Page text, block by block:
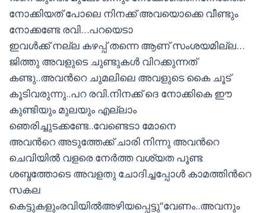
നോക്കിയത് പോലെ നിനക്ക് അവയൊക്കെ വീണ്ടും
നോക്കണ്ടേ രവി…പറയെടാ
ഇവള്‍ക്ക് നല്ല കഴപ്പ് തന്നെ ആണ് സംശയമില്ല…
ജിത്തു അവളുടെ ചുണ്ടുകള്‍ വിറക്കുന്നത്
കണ്ടു..അവന്‍റെ ചുമലിലെ അവളുടെ കൈ ചൂട്
കൂടിവരുന്നു..പറ രവി.നിനക്ക് ദെ നോക്കികെ ഈ
കുണ്ടിയും മുലയും എല്ലാം
ഞെരിച്ചുടക്കണ്ടേ..വേണ്ടെടാ മോനെ
അവന്‍റെ അടുത്തേക്ക് ചാരി നിന്നു അവന്‍റെ
ചെവിയില്‍ വളരെ നേര്‍ത്ത വശ്യത പൂണ്ട
ശബ്ദത്തോടെ അവളതു ചോദിച്ചപ്പോള്‍ കാമത്തിന്‍റെ
സകല
കെട്ടുകളുംരവിയില്‍അഴിയപ്പെട്ടു“വേണം..അവനും